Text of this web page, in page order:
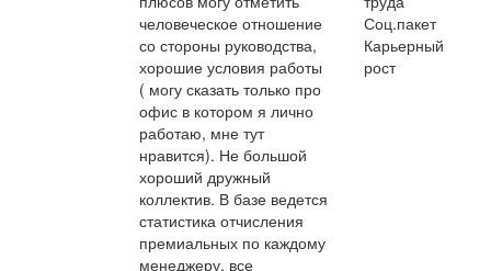
человеческое отношение
со стороны руководства,
хорошие условия работы
( могу сказать только про
офис в котором я лично
работаю, мне тут
нравится). Не большой
хороший дружный
коллектив. В базе ведется
статистика отчисления
премиальных по каждому
менеджеру, все
Соц.пакет
Карьерный
рост